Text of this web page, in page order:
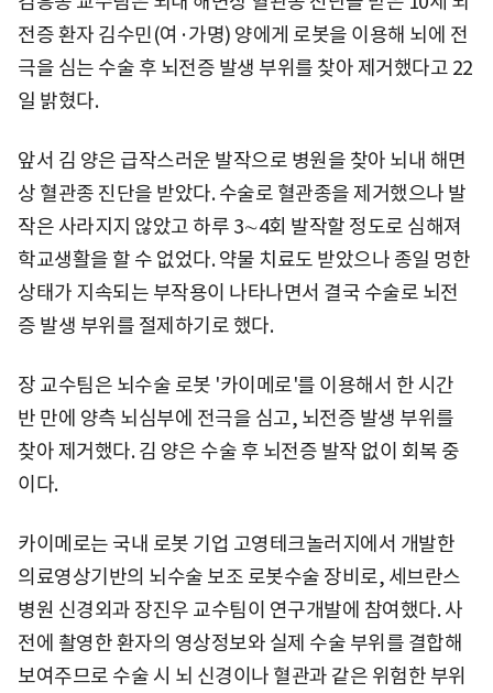
전증 환자 김수민(여·가명) 양에게 로봇을 이용해 뇌에 전
극을 심는 수술 후 뇌전증 발생 부위를 찾아 제거했다고 22
일 밝혔다.
앞서 김 양은 급작스러운 발작으로 병원을 찾아 뇌내 해면
상 혈관종 진단을 받았다. 수술로 혈관종을 제거했으나 발
작은 사라지지 않았고 하루 3∼4회 발작할 정도로 심해져
학교생활을 할 수 없었다. 약물 치료도 받았으나 종일 멍한
상태가 지속되는 부작용이 나타나면서 결국 수술로 뇌전
증 발생 부위를 절제하기로 했다.
장 교수팀은 뇌수술 로봇 '카이메로'를 이용해서 한 시간
반 만에 양측 뇌심부에 전극을 심고, 뇌전증 발생 부위를
찾아 제거했다. 김 양은 수술 후 뇌전증 발작 없이 회복 중
이다.
카이메로는 국내 로봇 기업 고영테크놀러지에서 개발한
의료영상기반의 뇌수술 보조 로봇수술 장비로, 세브란스
병원 신경외과 장진우 교수팀이 연구개발에 참여했다. 사
전에 촬영한 환자의 영상정보와 실제 수술 부위를 결합해
보여주므로 수술 시 뇌 신경이나 혈관과 같은 위험한 부위